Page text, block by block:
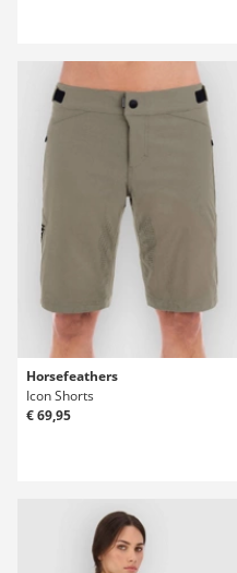
Horsefeathers
Icon Shorts
€ 69,95